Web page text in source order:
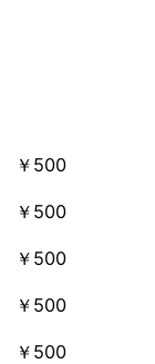
￥500
￥500
￥500
￥500
￥500